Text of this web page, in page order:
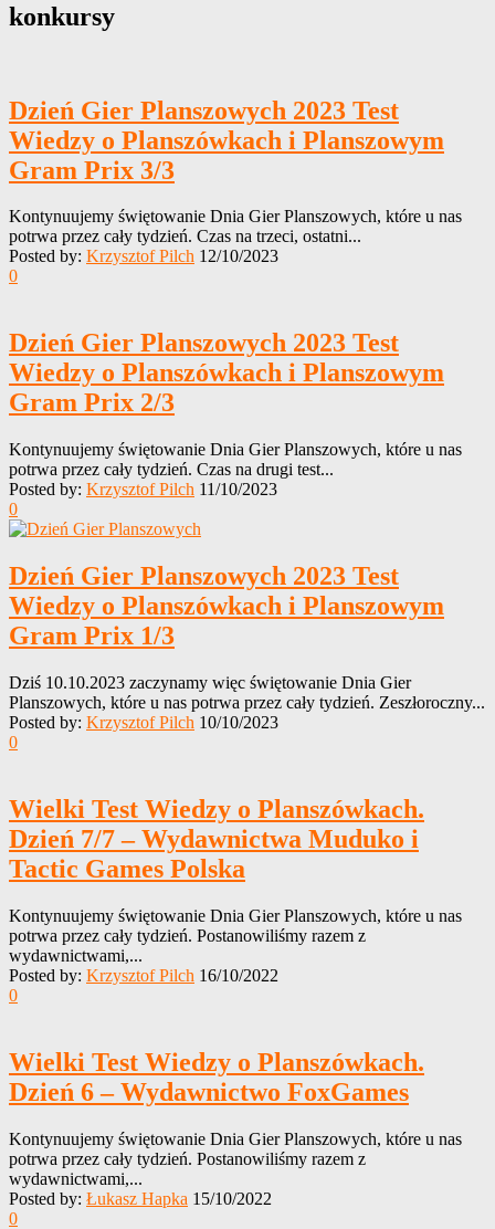
konkursy
Dzień Gier Planszowych 2023 Test
Wiedzy o Planszówkach i Planszowym
Gram Prix 3/3
Kontynuujemy świętowanie Dnia Gier Planszowych, które u nas
potrwa przez cały tydzień. Czas na trzeci, ostatni...
Posted by: Krzysztof Pilch 12/10/2023
0
Dzień Gier Planszowych 2023 Test
Wiedzy o Planszówkach i Planszowym
Gram Prix 2/3
Kontynuujemy świętowanie Dnia Gier Planszowych, które u nas
potrwa przez cały tydzień. Czas na drugi test...
Posted by: Krzysztof Pilch 11/10/2023
0
Dzień Gier Planszowych 2023 Test
Wiedzy o Planszówkach i Planszowym
Gram Prix 1/3
Dziś 10.10.2023 zaczynamy więc świętowanie Dnia Gier
Planszowych, które u nas potrwa przez cały tydzień. Zeszłoroczny...
Posted by: Krzysztof Pilch 10/10/2023
0
Wielki Test Wiedzy o Planszówkach.
Dzień 7/7 – Wydawnictwa Muduko i
Tactic Games Polska
Kontynuujemy świętowanie Dnia Gier Planszowych, które u nas
potrwa przez cały tydzień. Postanowiliśmy razem z
wydawnictwami,...
Posted by: Krzysztof Pilch 16/10/2022
0
Wielki Test Wiedzy o Planszówkach.
Dzień 6 – Wydawnictwo FoxGames
Kontynuujemy świętowanie Dnia Gier Planszowych, które u nas
potrwa przez cały tydzień. Postanowiliśmy razem z
wydawnictwami,...
Posted by: Łukasz Hapka 15/10/2022
0